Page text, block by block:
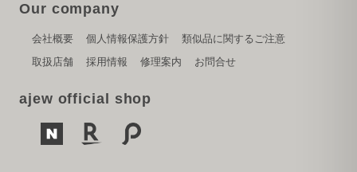
Our company
会社概要 個人情報保護方針
類似品に関するご注意
取扱店舗
採用情報 修理案内 お問合せ
ajew official shop